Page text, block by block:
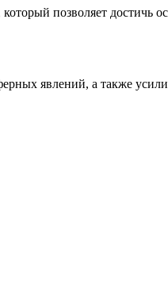
позволяет достичь
явлений, а также